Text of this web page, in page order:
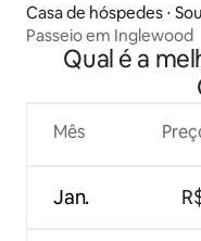
Casa de hóspedes ⋅
Passeio em Inglewood
Qual é a
Mês
Jan.